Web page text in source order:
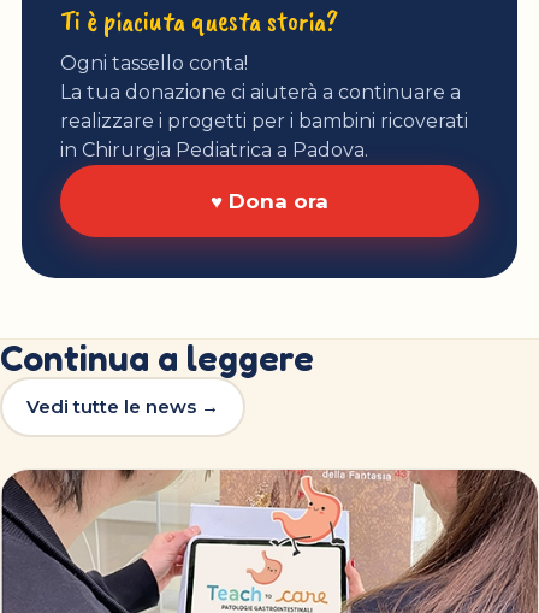
Ti è piaciuta questa storia?
Ogni tassello conta!
La tua donazione ci aiuterà a continuare a
realizzare i progetti per i bambini ricoverati
in Chirurgia Pediatrica a Padova.
♥ Dona ora
Continua a leggere
Vedi tutte le news →